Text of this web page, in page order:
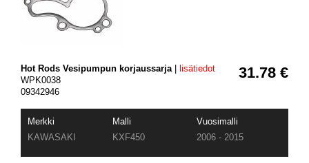
31.78 €
Hot Rods Vesipumpun korjaussarja|
lisätiedot
WPK0038
09342946
Merkki Malli
Vuosimalli
KAWASAKI
KXF450 2006 - 2015